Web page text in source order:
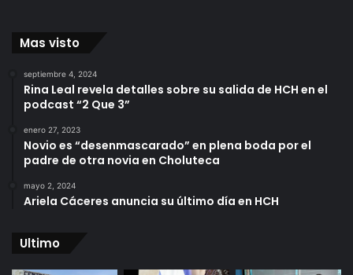
Mas visto
septiembre 4, 2024
Rina Leal revela detalles sobre su salida de HCH en el
podcast “2 Que 3”
enero 27, 2023
Novio es “desenmascarado” en plena boda por el
padre de otra novia en Choluteca
mayo 2, 2024
Ariela Cáceres anuncia su último día en HCH
Ultimo